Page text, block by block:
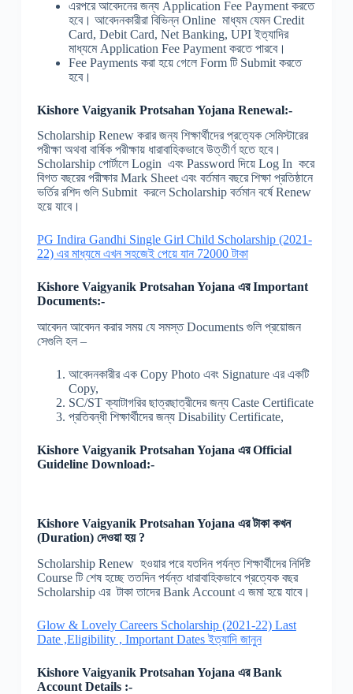
এরপরে আবেদনের জন্য Application Fee Payment করতে
হবে। আবেদনকারীরা বিভিন্ন Online মাধ্যম যেমন Credit
Card, Debit Card, Net Banking, UPI ইত্যাদির
মাধ্যমে Application Fee Payment করতে পারবে।
Fee Payments করা হয়ে গেলে Form টি Submit করতে
হবে।
Kishore Vaigyanik Protsahan Yojana Renewal:-
Scholarship Renew করার জন্য শিক্ষার্থীদের প্রত্যেক সেমিস্টারের
পরীক্ষা অথবা বার্ষিক পরীক্ষায় ধারাবাহিকভাবে উত্তীর্ণ হতে হবে।
Scholarship পোর্টালে Login এবং Password দিয়ে Log In করে
বিগত বছরের পরীক্ষার Mark Sheet এবং বর্তমান বছরে শিক্ষা প্রতিষ্ঠানে
ভর্তির রশিদ গুলি Submit করলে Scholarship বর্তমান বর্ষে Renew
হয়ে যাবে।
PG Indira Gandhi Single Girl Child Scholarship (2021-
22) এর মাধ্যমে এখন সহজেই পেয়ে যান 72000 টাকা
Kishore Vaigyanik Protsahan Yojana এর Important
Documents:-
আবেদন আবেদন করার সময় যে সমস্ত Documents গুলি প্রয়োজন
সেগুলি হল –
আবেদনকারীর এক Copy Photo এবং Signature এর একটি
Copy,
SC/ST ক্যাটাগরির ছাত্রছাত্রীদের জন্য Caste Certificate
প্রতিবন্ধী শিক্ষার্থীদের জন্য Disability Certificate,
Kishore Vaigyanik Protsahan Yojana এর Official
Guideline Download:-
Kishore Vaigyanik Protsahan Yojana এর টাকা কখন
(Duration) দেওয়া হয় ?
Scholarship Renew হওয়ার পরে যতদিন পর্যন্ত শিক্ষার্থীদের নির্দিষ্ট
Course টি শেষ হচ্ছে ততদিন পর্যন্ত ধারাবাহিকভাবে প্রত্যেক বছর
Scholarship এর টাকা তাদের Bank Account এ জমা হয়ে যাবে।
Glow & Lovely Careers Scholarship (2021-22) Last
Date ,Eligibility , Important Dates ইত্যাদি জানুন
Kishore Vaigyanik Protsahan Yojana এরBank
Account Details :-